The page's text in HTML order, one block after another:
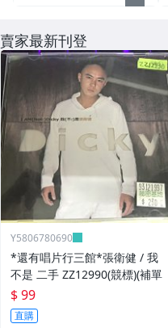
賣家最新刊登
Y5806780690
*還有唱片行三館*張衛健 / 我
不是 二手 ZZ12990(競標)(補單
$ 99
直購